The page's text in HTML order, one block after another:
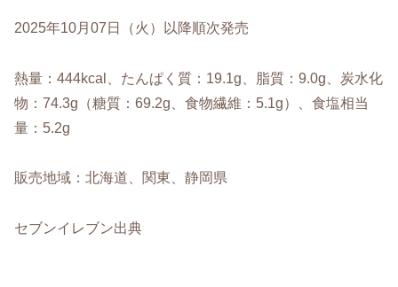
2025年10月07日（火）以降順次発売
熱量：444kcal、たんぱく質：19.1g、脂質：9.0g、炭水化
物：74.3g（糖質：69.2g、食物繊維：5.1g）、食塩相当
量：5.2g
販売地域：北海道、関東、静岡県
セブンイレブン出典